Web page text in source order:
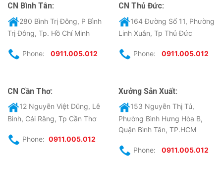
CN Bình Tân:
280 Bình Trị Đông, P Bình
Trị Đông, Tp. Hồ Chí Minh
Phone: 0911.005.012
CN Thủ Đức:
164 Đường Số 11, Phường
Linh Xuân, Tp Thủ Đức
Phone: 0911.005.012
CN Cần Thơ:
12 Nguyễn Việt Dũng, Lê
Bình, Cái Răng, Tp Cần Thơ
Phone: 0911.005.012
Xưởng Sản Xuất:
153 Nguyễn Thị Tú,
Phường Bình Hưng Hòa B,
Quận Bình Tân, TP.HCM
Phone: 0911.005.012